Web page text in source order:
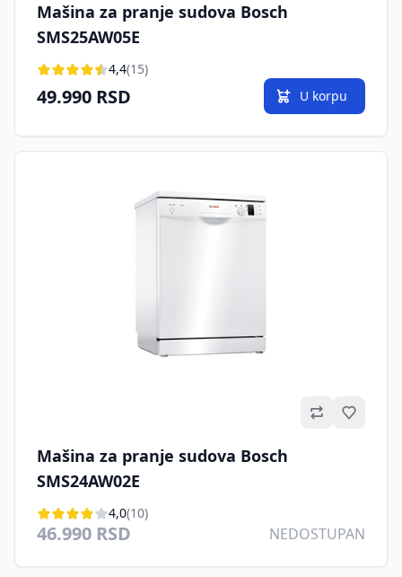
Mašina za pranje sudova Bosch
SMS25AW05E
4,4(15)
49.990 RSD U korpu
Mašina za pranje sudova Bosch
SMS24AW02E
4,0(10)
46.990 RSD NEDOSTUPAN